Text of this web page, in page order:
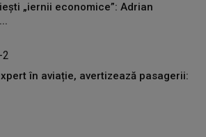
„iernii economice”: Adrian
în aviație, avertizează pasagerii: